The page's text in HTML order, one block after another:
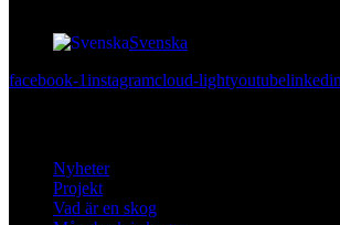
Svenska
facebook-1instagramcloud-lightyoutubelinkedin
Nyheter
Projekt
Vad är en skog